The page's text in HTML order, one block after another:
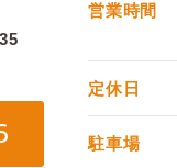
営業時間
定休日
駐車場